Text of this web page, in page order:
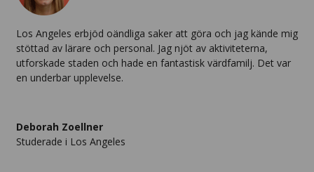
Los Angeles erbjöd oändliga saker att göra och jag kände mig
stöttad av lärare och personal. Jag njöt av aktiviteterna,
utforskade staden och hade en fantastisk värdfamilj. Det var
en underbar upplevelse.
Deborah Zoellner
Studerade i Los Angeles